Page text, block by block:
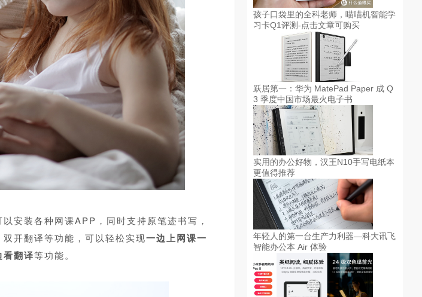
安装各种网课APP，同时支持原笔迹书写，
开翻译等功能，可以轻松实现一边上网课一
翻译等功能。
孩子口袋里的全科老师，喵喵机智能学
习卡Q1评测-点击文章可购买
跃居第一：华为 MatePad Paper 成 Q
3 季度中国市场最火电子书
实用的办公好物，汉王N10手写电纸本
更值得推荐
年轻人的第一台生产力利器—科大讯飞
智能办公本 Air 体验